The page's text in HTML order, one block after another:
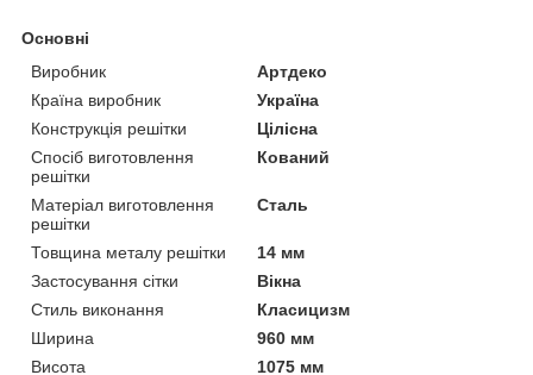
Основні
Виробник
Артдеко
Країна виробник
Україна
Конструкція решітки
Цілісна
Спосіб виготовлення
решітки
Кований
Матеріал виготовлення
решітки
Сталь
Товщина металу решітки
14 мм
Застосування сітки
Вікна
Стиль виконання
Класицизм
Ширина
960 мм
Висота
1075 мм